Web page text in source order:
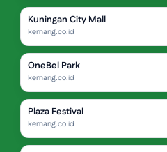
Kuningan City Mall
kemang.co.id
OneBel Park
kemang.co.id
Plaza Festival
kemang.co.id